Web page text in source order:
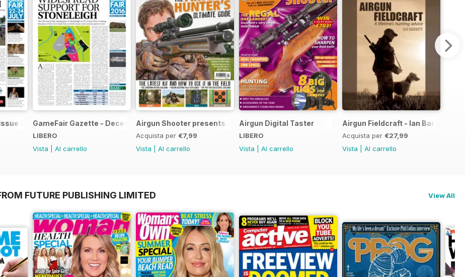
3 GameFair Gazette - December 2015
LIBERO
Vista
Al carrello
Airgun Shooter presents...The Airgun Hunter's Ultimate Guide
Acquista per €7,99
Vista
Al carrello
Airgun Digital Taster
LIBERO
Vista
Al carrello
Airgun Fieldcraft - Ian Barnett
Acquista per €27,99
Vista
Al carrello
FUTURE PUBLISHING LIMITED View All